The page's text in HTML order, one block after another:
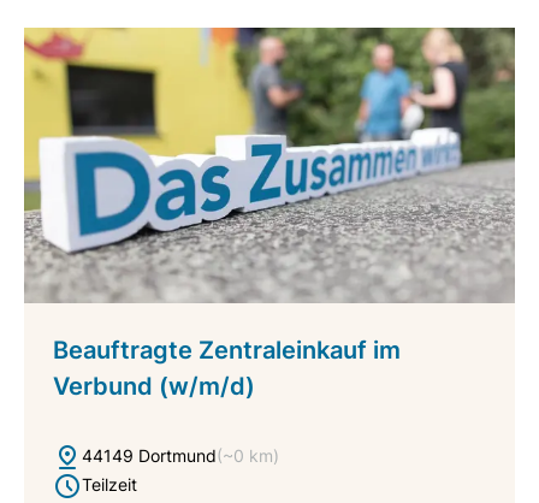
Beauftragte Zentraleinkauf im
Verbund (w/m/d)
44149 Dortmund(~0 km)
Teilzeit